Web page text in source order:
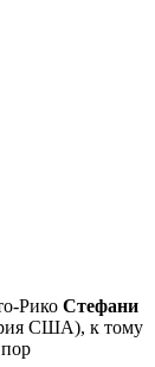
Рико Стефани
США), к тому